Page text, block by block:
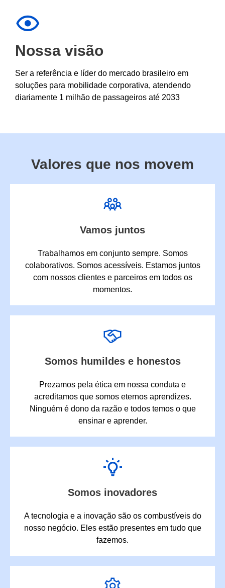
Nossa visão
Ser a referência e líder do mercado brasileiro em
soluções para mobilidade corporativa, atendendo
diariamente 1 milhão de passageiros até 2033
Valores que nos movem
Vamos juntos
Trabalhamos em conjunto sempre. Somos
colaborativos. Somos acessíveis. Estamos juntos
com nossos clientes e parceiros em todos os
momentos.
Somos humildes e honestos
Prezamos pela ética em nossa conduta e
acreditamos que somos eternos aprendizes.
Ninguém é dono da razão e todos temos o que
ensinar e aprender.
Somos inovadores
A tecnologia e a inovação são os combustíveis do
nosso negócio. Eles estão presentes em tudo que
fazemos.